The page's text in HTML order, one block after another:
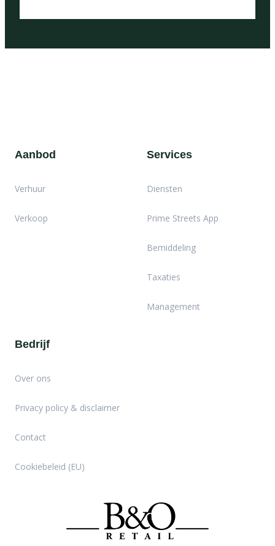
Aanbod
Verhuur
Verkoop
Services
Diensten
Prime Streets App
Bemiddeling
Taxaties
Management
Bedrijf
Over ons
Privacy policy & disclaimer
Contact
Cookiebeleid (EU)